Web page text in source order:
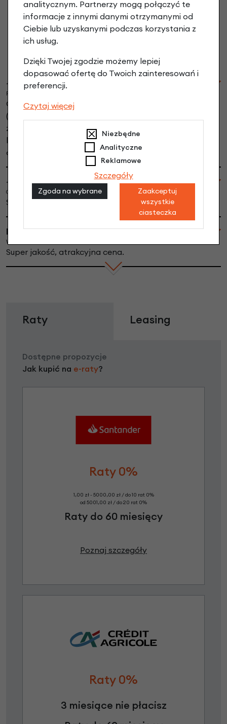
622/635) - NR 17 Rowerowy DV 40mm
opinie
~Dariusz
Piątek, 23-01-2026 12:37
Obsługa sklepu zasługuje na pięć gwiazdek
(rozmowa/dorada sprzedawcy), Dętka to się zobaczy
za jakiś czas, jeszcze nie zakładam, ale oczekuję że
będzie jeszcze lepiej niż w obecnych schwalbe z przed
dziesięciu lat (przez dziesięć lat tylko jedno łatanie).
~Mariusz Z
Czwartek, 28-08-2025 21:20
Super jakość, atrakcyjna cena
kielo013
Wtorek, 26-06-2018 11:49
Super jakość, atrakcyjna cena.
Raty Leasing
Dostępne propozycje
Jak kupić na e-raty?
Raty 0%
1,00 zł - 5000,00 zł / do 10 rat 0%
od 5001,00 zł / do 20 rat 0%
Raty do 60 miesięcy
Poznaj szczegóły
Raty 0%
3 miesiące nie płacisz
analitycznym. Partnerzy mogą połączyć te
informacje z innymi danymi otrzymanymi od
Ciebie lub uzyskanymi podczas korzystania z
ich usług.
Dzięki Twojej zgodzie możemy lepiej
dopasować ofertę do Twoich zainteresowań i
preferencji.
Czytaj więcej
Niezbędne
Analityczne
Reklamowe
Szczegóły
Zgoda na wybrane
Zaakceptuj
wszystkie
ciasteczka